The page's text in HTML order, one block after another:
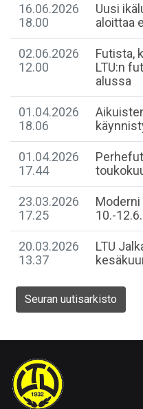
16.06.2026
18.00
Uusi
aloittaa
02.06.2026
12.00
Futista,
LTU:n
alussa
01.04.2026
18.06
01.04.2026
17.44
23.03.2026
17.25
10.-
20.03.2026
13.37
LTU
Seuran uutisarkisto